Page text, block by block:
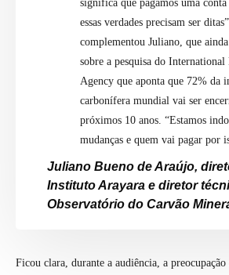
significa que pagamos uma
essas verdades precisam ser ditas”,
complementou Juliano, que
sobre a pesquisa do International
Agency que aponta que 72% da
carbonífera mundial vai ser
próximos 10 anos. “Estamos
mudanças e quem vai pagar por
Juliano Bueno de Araújo,
Instituto Arayara e diretor
Observatório do Carvão
Ficou clara, durante a audiência, a preocupação